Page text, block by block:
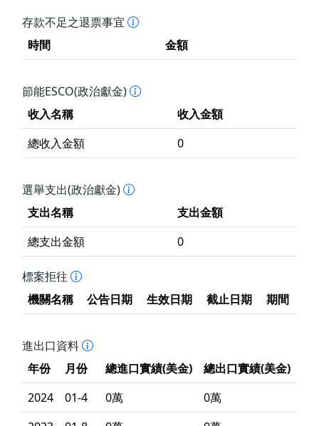
存款不足之退票事宜
時間
金額
節能ESCO(政治獻金)
收入名稱
收入金額
總收入金額
0
選舉支出(政治獻金)
支出名稱
支出金額
總支出金額
0
標案拒往
機關名稱
公告日期 生效日期 截止日期 期間
進出口資料
年份
月份 總進口實績(美金)
總出口實績(美金)
2024
01-4 0萬
0萬